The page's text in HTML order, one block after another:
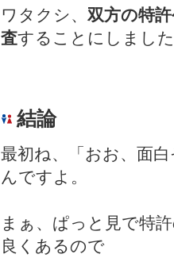
ワタクシ、 双方の特
査することにしまし
結論
最初ね、「おお、面
んですよ。
まぁ、ぱっと見で特
良くあるので